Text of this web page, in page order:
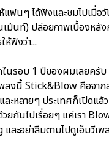
แฟนๆ ได้ฟังและชมไปเมื่
ม้นท์) ปล่อยภาพเบื้องหลัง
ห้ฟังว่า...
ในรอบ 1 ปีของผมเลยครั
นี้ Stick&Blow คือจากส
ลายๆ ประเทศก็เปิดแล้ว
ด้วยกันไปเรื่อยๆ แค่เรา
ะอย่าลืมตามไปดูเอ็มวีเ